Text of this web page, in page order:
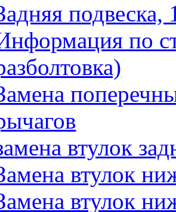
по
втулок
втулок
втулок